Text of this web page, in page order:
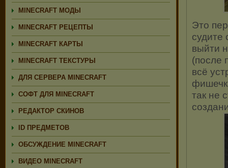
MINECRAFT МОДЫ
MINECRAFT РЕЦЕПТЫ
MINECRAFT КАРТЫ
MINECRAFT ТЕКСТУРЫ
ДЛЯ СЕРВЕРА MINECRAFT
СОФТ ДЛЯ MINECRAFT
РЕДАКТОР СКИНОВ
ID ПРЕДМЕТОВ
ОБСУЖДЕНИЕ MINECRAFT
ВИДЕО MINECRAFT
Это
судите
выйти
(после
всё
так не